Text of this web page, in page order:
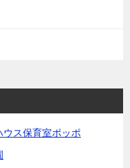
ウス保育室ポッポ